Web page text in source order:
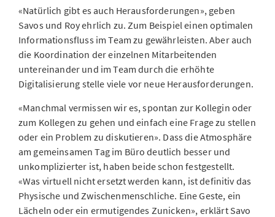
«Natürlich gibt es auch Herausforderungen», geben
Savos und Roy ehrlich zu. Zum Beispiel einen optimalen
Informationsfluss im Team zu gewährleisten. Aber auch
die Koordination der einzelnen Mitarbeitenden
untereinander und im Team durch die erhöhte
Digitalisierung stelle viele vor neue Herausforderungen.
«Manchmal vermissen wir es, spontan zur Kollegin oder
zum Kollegen zu gehen und einfach eine Frage zu stellen
oder ein Problem zu diskutieren». Dass die Atmosphäre
am gemeinsamen Tag im Büro deutlich besser und
unkomplizierter ist, haben beide schon festgestellt.
«Was virtuell nicht ersetzt werden kann, ist definitiv das
Physische und Zwischenmenschliche. Eine Geste, ein
Lächeln oder ein ermutigendes Zunicken», erklärt Savo